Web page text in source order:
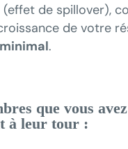
(effet de spillover),
de votre
.
que vous
à leur tour :